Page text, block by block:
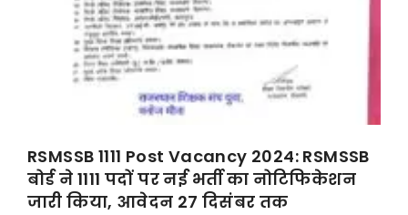
RSMSSB 1111 Post Vacancy 2024: RSMSSB
बोर्ड ने 1111 पदों पर नई भर्ती का नोटिफिकेशन
जारी किया, आवेदन 27 दिसंबर तक